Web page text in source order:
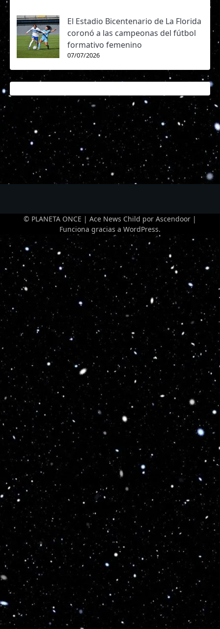
El Estadio Bicentenario de La Florida
coronó a las campeonas del fútbol
formativo femenino
07/07/2026
© PLANETA ONCE | Ace News Child por Ascendoor |
Funciona gracias a WordPress.